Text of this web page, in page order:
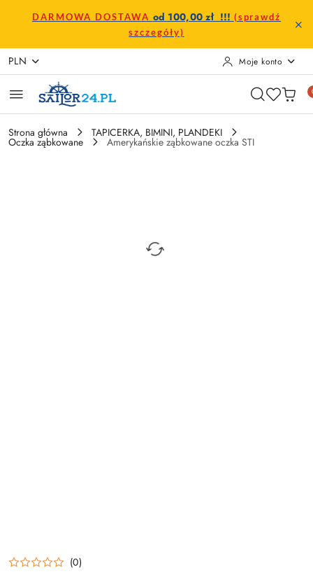
Przejdź do treści głównej
Przejdź do wyszukiwarki
Przejdź do moje konto
Przejdź do menu głównego
Przejdź do opisu produktu
Przejdź do stopki
DARMOWA DOSTAWA od 100,00 zł !!! (sprawdź
szczegóły)
PLN Moje konto
Strona główna TAPICERKA, BIMINI, PLANDEKI
Oczka ząbkowane Amerykańskie ząbkowane oczka STI
(0)